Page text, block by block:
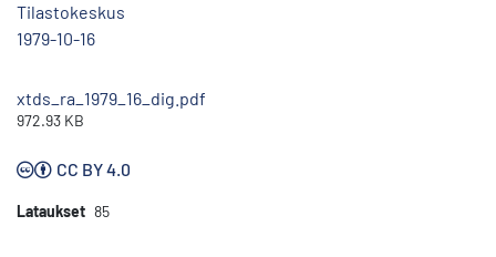
Tilastokeskus
1979-10-16
xtds_ra_1979_16_dig.pdf
972.93 KB
CC BY 4.0
Lataukset 85